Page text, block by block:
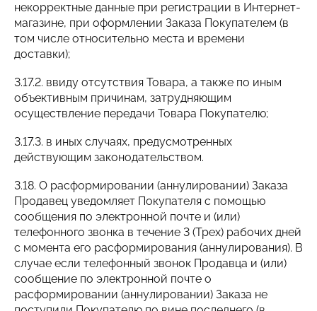
некорректные данные при регистрации в Интернет-
магазине, при оформлении Заказа Покупателем (в
том числе относительно места и времени
доставки);
3.17.2. ввиду отсутствия Товара, а также по иным
объективным причинам, затрудняющим
осуществление передачи Товара Покупателю;
3.17.3. в иных случаях, предусмотренных
действующим законодательством.
3.18. О расформировании (аннулировании) Заказа
Продавец уведомляет Покупателя с помощью
сообщения по электронной почте и (или)
телефонного звонка в течение 3 (Трех) рабочих дней
с момента его расформирования (аннулирования). В
случае если телефонный звонок Продавца и (или)
сообщение по электронной почте о
расформировании (аннулировании) Заказа не